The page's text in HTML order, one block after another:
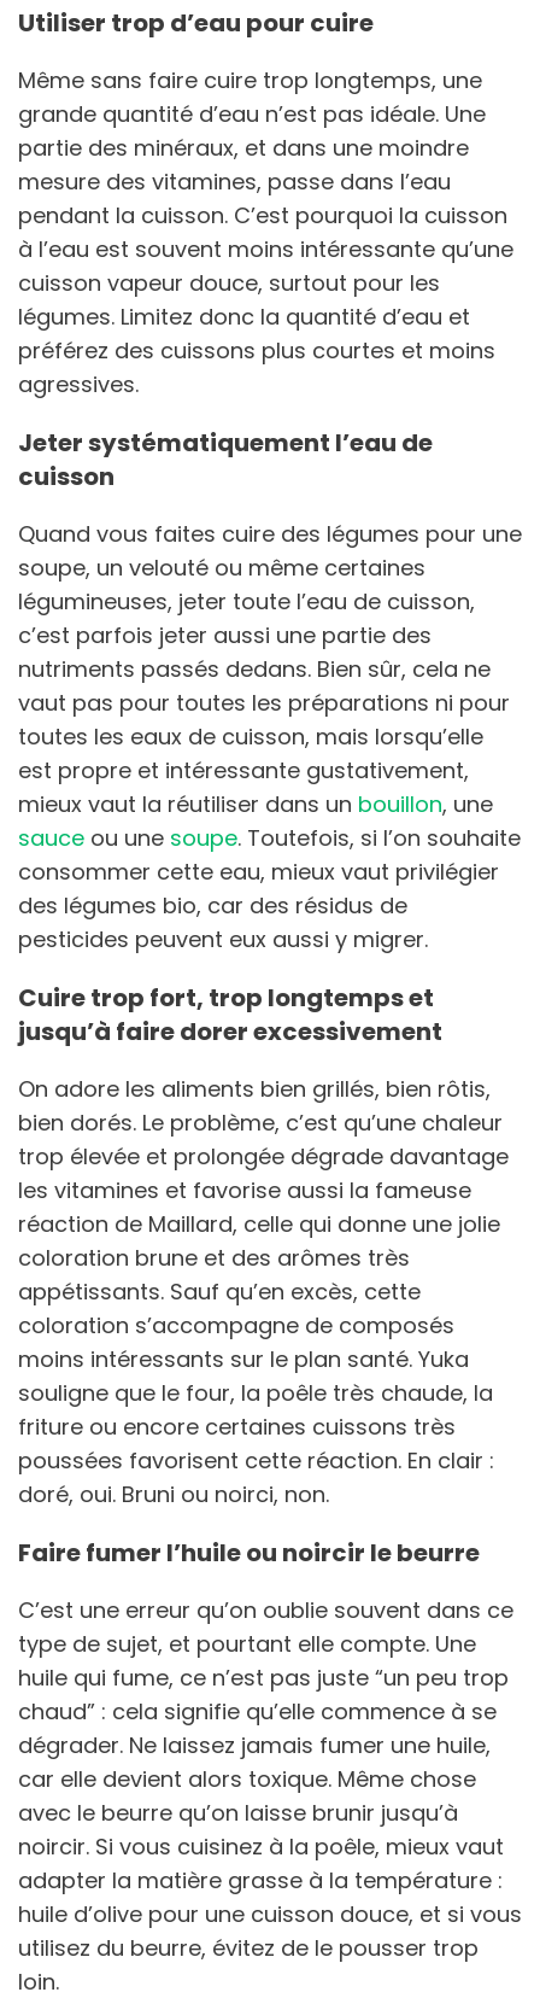
Utiliser trop d’eau pour cuire
Même sans faire cuire trop longtemps, une
grande quantité d’eau n’est pas idéale. Une
partie des minéraux, et dans une moindre
mesure des vitamines, passe dans l’eau
pendant la cuisson. C’est pourquoi la cuisson
à l’eau est souvent moins intéressante qu’une
cuisson vapeur douce, surtout pour les
légumes. Limitez donc la quantité d’eau et
préférez des cuissons plus courtes et moins
agressives.
Jeter systématiquement l’eau de
cuisson
Quand vous faites cuire des légumes pour une
soupe, un velouté ou même certaines
légumineuses, jeter toute l’eau de cuisson,
c’est parfois jeter aussi une partie des
nutriments passés dedans. Bien sûr, cela ne
vaut pas pour toutes les préparations ni pour
toutes les eaux de cuisson, mais lorsqu’elle
est propre et intéressante gustativement,
mieux vaut la réutiliser dans un bouillon, une
sauce ou une soupe. Toutefois, si l’on souhaite
consommer cette eau, mieux vaut privilégier
des légumes bio, car des résidus de
pesticides peuvent eux aussi y migrer.
Cuire trop fort, trop longtemps et
jusqu’à faire dorer excessivement
On adore les aliments bien grillés, bien rôtis,
bien dorés. Le problème, c’est qu’une chaleur
trop élevée et prolongée dégrade davantage
les vitamines et favorise aussi la fameuse
réaction de Maillard, celle qui donne une jolie
coloration brune et des arômes très
appétissants. Sauf qu’en excès, cette
coloration s’accompagne de composés
moins intéressants sur le plan santé. Yuka
souligne que le four, la poêle très chaude, la
friture ou encore certaines cuissons très
poussées favorisent cette réaction. En clair :
doré, oui. Bruni ou noirci, non.
Faire fumer l’huile ou noircir le beurre
C’est une erreur qu’on oublie souvent dans ce
type de sujet, et pourtant elle compte. Une
huile qui fume, ce n’est pas juste “un peu trop
chaud” : cela signifie qu’elle commence à se
dégrader. Ne laissez jamais fumer une huile,
car elle devient alors toxique. Même chose
avec le beurre qu’on laisse brunir jusqu’à
noircir. Si vous cuisinez à la poêle, mieux vaut
adapter la matière grasse à la température :
huile d’olive pour une cuisson douce, et si vous
utilisez du beurre, évitez de le pousser trop
loin.